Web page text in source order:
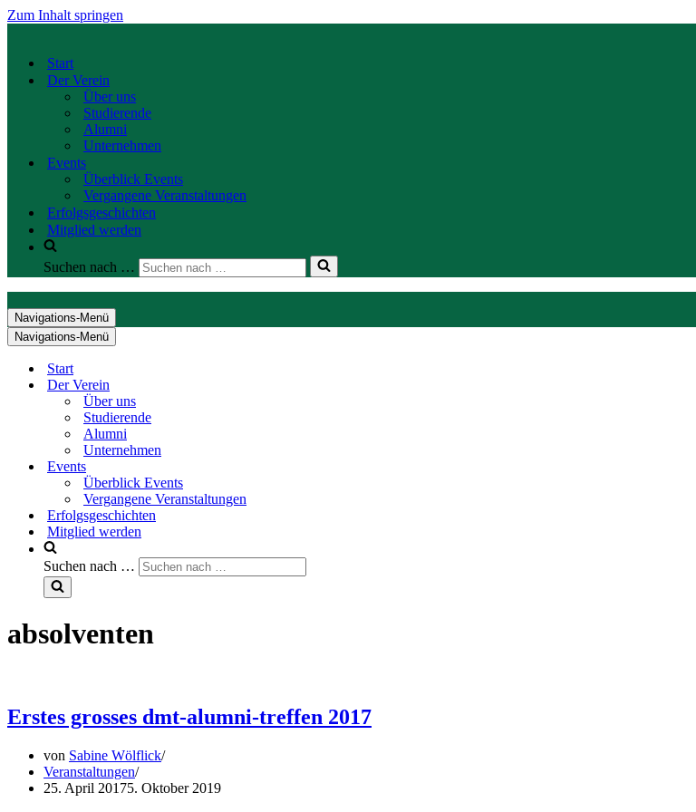
Zum Inhalt springen
Start
Der Verein
Über uns
Studierende
Alumni
Unternehmen
Events
Überblick Events
Vergangene Veranstaltungen
Erfolgsgeschichten
Mitglied werden
Suchen nach …
Navigations-Menü
Navigations-Menü
Start
Der Verein
Über uns
Studierende
Alumni
Unternehmen
Events
Überblick Events
Vergangene Veranstaltungen
Erfolgsgeschichten
Mitglied werden
Suchen nach …
absolventen
Erstes grosses dmt-alumni-treffen 2017
von Sabine Wölflick
Veranstaltungen
25. April 20175. Oktober 2019